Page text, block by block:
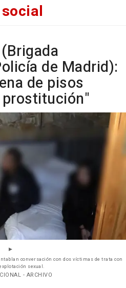
social
de Madrid):
de pisos
conversación con dos víctimas de trata con
sexual.
- ARCHIVO